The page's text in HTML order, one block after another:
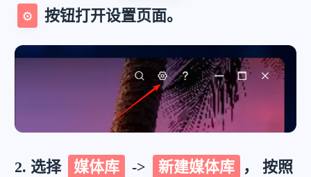
⚙
按钮打开设置页面。
2. 选择 媒体库 -> 新建媒体库 ， 按照